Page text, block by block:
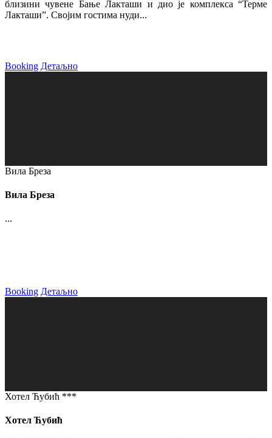
близини чувене Бање Лакташи и дио је комплекса “Терме
Лакташи”. Својим гостима нуди...
Booking Детаљно
Вила Бреза
Вила Бреза
...
Booking Детаљно
Хотел Ћубић ***
Хотел Ћубић